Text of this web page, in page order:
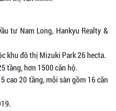
tư Nam Long, Hankyu Realty &
khu đô thị Mizuki Park 26 hecta.
tầng, hơn 1500 căn hộ.
cao 20 tầng, mỗi sàn gồm 16 căn